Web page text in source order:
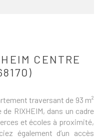
CENTRE
traversant de 93 m²
RIXHEIM, dans un cadre
et écoles à proximité,
également d’un accès